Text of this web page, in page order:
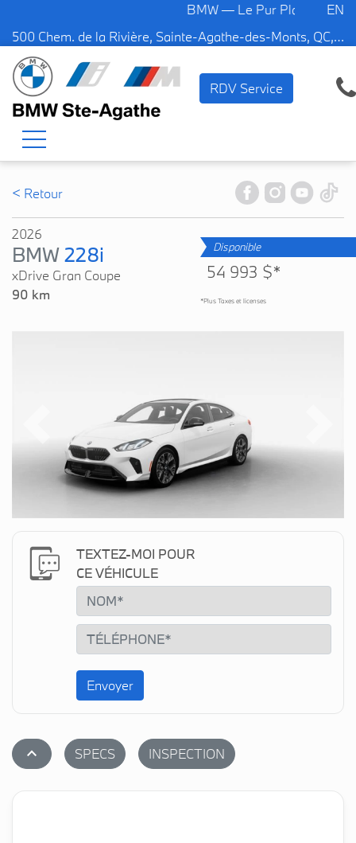
BMW — Le Pur Plaisir de
500 Chem. de la Rivière, Sainte-Agathe-des-Monts, QC, CA J8C 1W3
EN
RDV Service
< Retour
2026
BMW228i
xDrive Gran Coupe
90 km
Disponible
54 993 $*
*Plus Taxes et licenses
Previous
TEXTEZ-MOI POUR
CE VÉHICULE
Envoyer
stat_1 SPECS INSPECTION